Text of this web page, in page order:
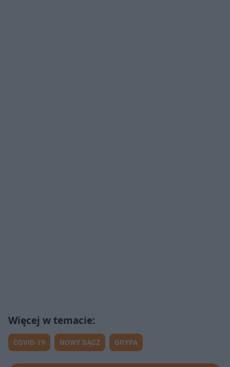
COVID-19 NOWY SĄCZ GRYPA